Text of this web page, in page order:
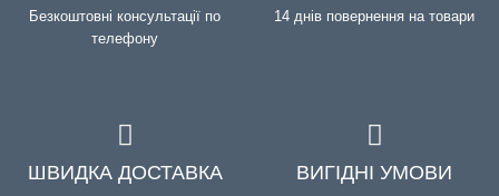
Безкоштовні консультації по
телефону
14 днів повернення на товари
ШВИДКА ДОСТАВКА ВИГІДНІ УМОВИ